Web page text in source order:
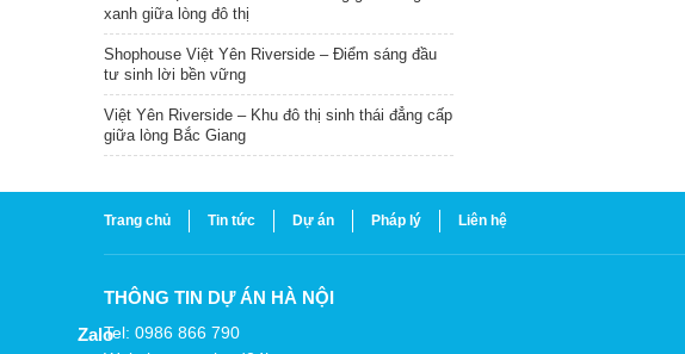
xanh giữa lòng đô thị
Shophouse Việt Yên Riverside – Điểm sáng đầu
tư sinh lời bền vững
Việt Yên Riverside – Khu đô thị sinh thái đẳng cấp
giữa lòng Bắc Giang
Trang chủ Tin tức Dự án Pháp lý Liên hệ
THÔNG TIN DỰ ÁN HÀ NỘI
Tel: 0986 866 790
Zalo